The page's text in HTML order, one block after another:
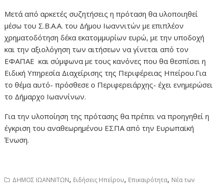
Μετά από αρκετές συζητήσεις η πρόταση θα υλοποιηθεί
μέσω του Σ.Β.Α.Α. του Δήμου Ιωαννιτών με επιπλέον
χρηματοδότηση δέκα εκατομμυρίων ευρώ, με την υποδοχή
και την αξιολόγηση των αιτήσεων να γίνεται από τον
ΕΦΑΠΑΕ και σύμφωνα με τους κανόνες που θα θεσπίσει η
Ειδική Υπηρεσία Διαχείρισης της Περιφέρειας Ηπείρου.Για
το θέμα αυτό- πρόσθεσε ο Περιφερειάρχης- έχει ενημερώσει
το Δήμαρχο Ιωαννίνων.
Για την υλοποίηση της πρότασης θα πρέπει να προηγηθεί η
έγκριση του αναθεωρημένου ΕΣΠΑ από την Ευρωπαϊκή
Ένωση.
ΔΗΜΟΣ ΙΩΑΝΝΙΤΩΝ, Ειδήσεις Ηπείρου, Επικαιρότητα, Νέα των